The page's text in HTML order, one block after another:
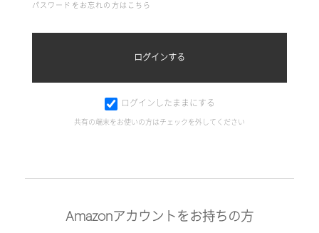
パスワードをお忘れの方はこちら
ログインしたままにする
共有の端末をお使いの方はチェックを外してください
Amazonアカウントをお持ちの方